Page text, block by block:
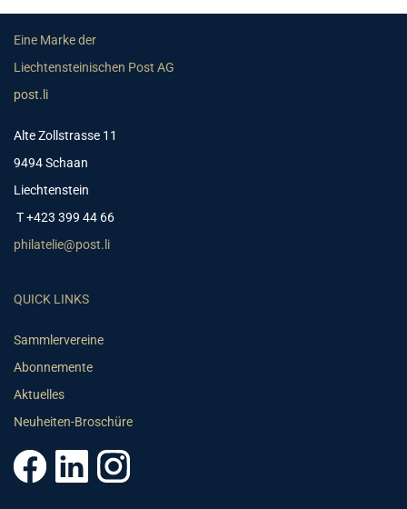
Eine Marke der
Liechtensteinischen Post AG
post.li
Alte Zollstrasse 11
9494 Schaan
Liechtenstein
T +423 399 44 66
philatelie@post.li
QUICK LINKS
Sammlervereine
Abonnemente
Aktuelles
Neuheiten-Broschüre